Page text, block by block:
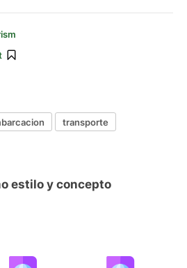
transporte
estilo y concepto